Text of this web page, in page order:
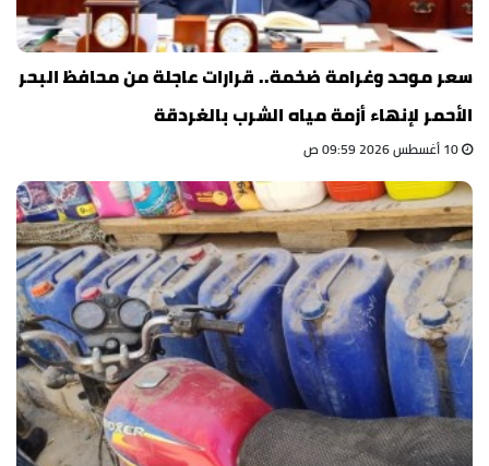
سعر موحد وغرامة ضخمة.. قرارات عاجلة من محافظ البحر
الأحمر لإنهاء أزمة مياه الشرب بالغردقة